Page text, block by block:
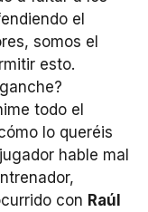
el
somos el
esto.
todo el
lo queréis
hable mal
con Raúl